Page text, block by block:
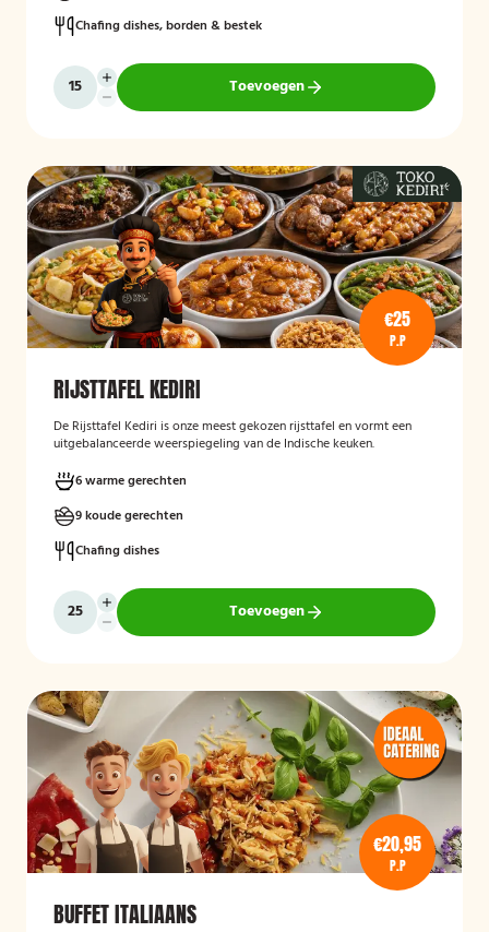
Chafing dishes, borden & bestek
Toevoegen
€25
P.P
RIJSTTAFEL KEDIRI
De Rijsttafel Kediri is onze meest gekozen rijsttafel en vormt een
uitgebalanceerde weerspiegeling van de Indische keuken.
6 warme gerechten
9 koude gerechten
Chafing dishes
Toevoegen
€20,95
P.P
BUFFET ITALIAANS